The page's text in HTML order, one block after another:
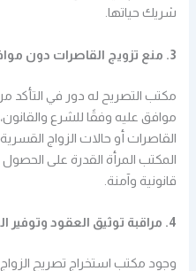
شريك حياتها.
3. منع تزويج القاصرات دون موافقة
مكتب التصريح له دور في
موافق عليه وفقًا للشرع
القاصرات أو حالات الزواج
المكتب المرأة القدرة على
قانونية وآمنة.
4. مراقبة توثيق العقود وتوفير الشفافية
وجود مكتب استخراج تصريح